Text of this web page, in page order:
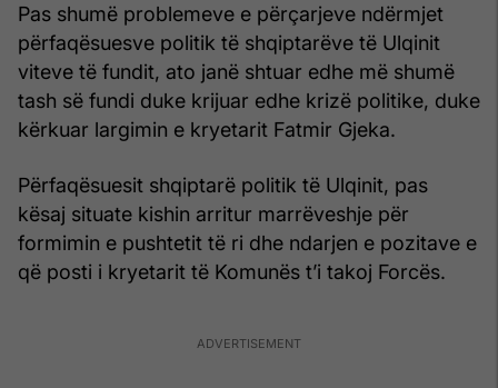
Pas shumë problemeve e përçarjeve ndërmjet
përfaqësuesve politik të shqiptarëve të Ulqinit
viteve të fundit, ato janë shtuar edhe më shumë
tash së fundi duke krijuar edhe krizë politike, duke
kërkuar largimin e kryetarit Fatmir Gjeka.
Përfaqësuesit shqiptarë politik të Ulqinit, pas
kësaj situate kishin arritur marrëveshje për
formimin e pushtetit të ri dhe ndarjen e pozitave e
që posti i kryetarit të Komunës t’i takoj Forcës.